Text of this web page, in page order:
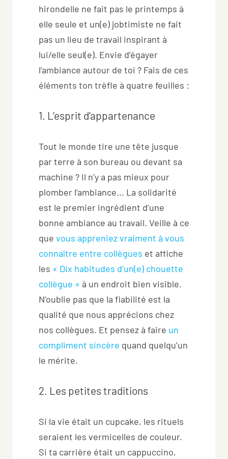
hirondelle ne fait pas le printemps à
elle seule et un(e) jobtimiste ne fait
pas un lieu de travail inspirant à
lui/elle seul(e). Envie d’égayer
l’ambiance autour de toi ? Fais de ces
éléments ton trèfle à quatre feuilles :
1. L’esprit d’appartenance
Tout le monde tire une tête jusque
par terre à son bureau ou devant sa
machine ? Il n’y a pas mieux pour
plomber l’ambiance... La solidarité
est le premier ingrédient d’une
bonne ambiance au travail. Veille à ce
que vous appreniez vraiment à vous
connaître entre collègues et affiche
les « Dix habitudes d’un(e) chouette
collègue » à un endroit bien visible.
N’oublie pas que la fiabilité est la
qualité que nous apprécions chez
nos collègues. Et pensez à faire un
compliment sincère quand quelqu’un
le mérite.
2. Les petites traditions
Si la vie était un cupcake, les rituels
seraient les vermicelles de couleur.
Si ta carrière était un cappuccino,